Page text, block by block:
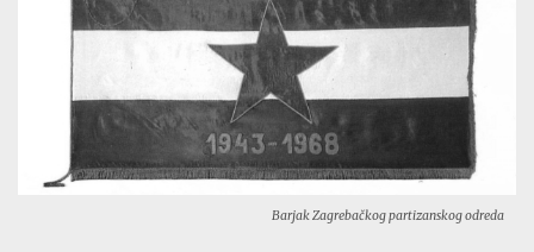
Barjak Zagrebačkog partizanskog odreda